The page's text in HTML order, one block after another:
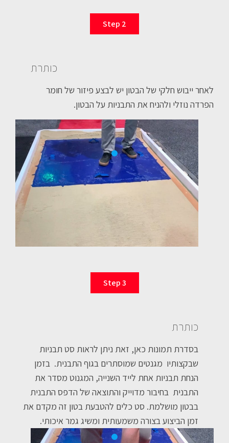
Step 2
כותרת
לאחר ייבוש חלקי של הבטון יש לבצע פיזור של חומר
הפרדה נוזלי ולהניח את התבניות על הבטון.
Step 3
כותרת
בסדרת תמונות כאן, זאת ניתן לראות סט תבניות
שבקצותיו מגנטים שמוסתרים בגוף התבנית. בזמן
הנחת תבניות אחת לייד השנייה, המגנוט מסדר את
התבנית בחיבור מדוייק והתוצאה של הדפס התבנית
בבטון מושלמת. סט כלים להטבעת בטון זה מקדם את
זמן הביצוע בצורה משמעותית ומשיג גמר איכותי.